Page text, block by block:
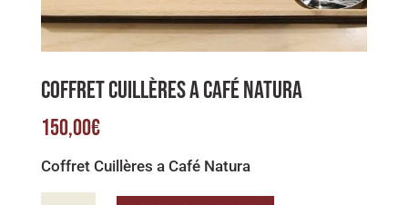
COFFRET CUILLÈRES A CAFÉ NATURA
150,00€
Coffret Cuillères a Café Natura